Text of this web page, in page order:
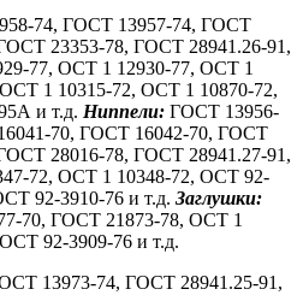
74, ГОСТ 13957-74, ГОСТ
23353-78, ГОСТ 28941.26-91,
77, ОСТ 1 12930-77, ОСТ 1
1 10315-72, ОСТ 1 10870-72,
и т.д. Ниппели: ГОСТ 13956-
70, ГОСТ 16042-70, ГОСТ
28016-78, ГОСТ 28941.27-91,
72, ОСТ 1 10348-72, ОСТ 92-
92-3910-76 и т.д. Заглушки:
70, ГОСТ 21873-78, ОСТ 1
92-3909-76 и т.д.
13973-74, ГОСТ 28941.25-91,